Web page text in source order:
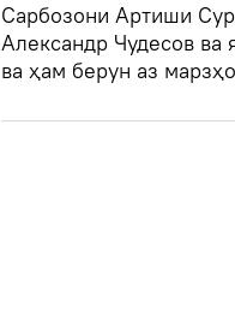
Сарбозони Артиши
Александр Чудесов ва
ва ҳам берун аз